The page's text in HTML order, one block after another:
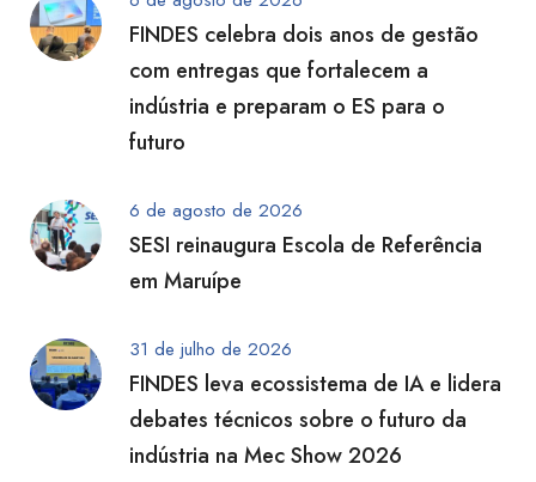
FINDES celebra dois anos de gestão
com entregas que fortalecem a
indústria e preparam o ES para o
futuro
6 de agosto de 2026
SESI reinaugura Escola de Referência
em Maruípe
31 de julho de 2026
FINDES leva ecossistema de IA e lidera
debates técnicos sobre o futuro da
indústria na Mec Show 2026